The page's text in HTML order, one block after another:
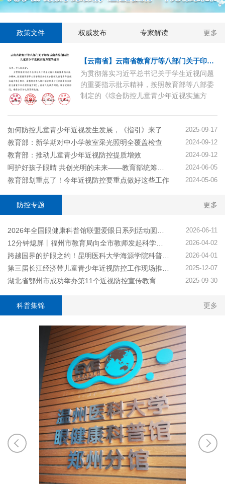
政策文件 权威发布 专家解读 更多
【云南省】云南省教育厅等八部门关于印发云南省综合防控儿童青少年近视实施方案的通知
为贯彻落实习近平总书记关于学生近视问题
的重要指示批示精神，按照教育部等八部委
制定的《综合防控儿童青少年近视实施方
《云南省综合防控儿童青少年近视实施方
案》，经省人民政府同意，现印发给你们，
请结合实际认真贯彻执行。
如何防控儿童青少年近视发生发展，《指引》来了 2025-09-17
教育部：新学期对中小学教室采光照明全覆盖检查 2024-09-12
教育部：推动儿童青少年近视防控提质增效 2024-09-12
2024-06-05
教育部划重点了！今年近视防控要重点做好这些工作 2024-05-06
防控专题 更多
2026-06-11
2026-04-02
2026-04-01
2025-12-07
2025-09-30
科普集锦 更多